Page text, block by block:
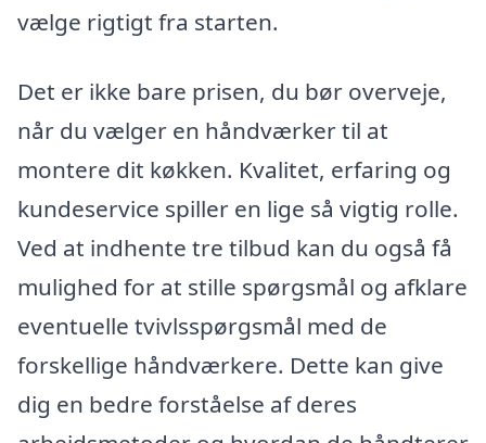
vælge rigtigt fra starten.
Det er ikke bare prisen, du bør overveje,
når du vælger en håndværker til at
montere dit køkken. Kvalitet, erfaring og
kundeservice spiller en lige så vigtig rolle.
Ved at indhente tre tilbud kan du også få
mulighed for at stille spørgsmål og afklare
eventuelle tvivlsspørgsmål med de
forskellige håndværkere. Dette kan give
dig en bedre forståelse af deres